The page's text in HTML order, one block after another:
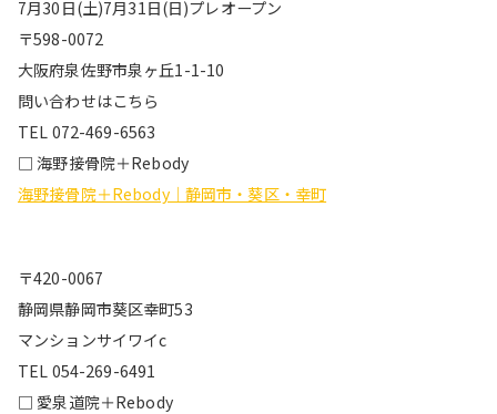
7月30日(土)7月31日(日)プレオープン
〒598-0072
大阪府泉佐野市泉ヶ丘1-1-10
問い合わせはこちら
TEL 072-469-6563
□ 海野接骨院＋Rebody
海野接骨院＋Rebody｜静岡市・葵区・幸町
〒420-0067
静岡県静岡市葵区幸町53
マンションサイワイc
TEL 054-269-6491
□ 愛泉道院＋Rebody